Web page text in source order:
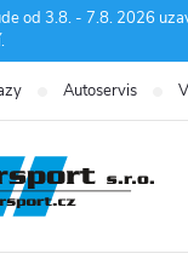
od 3.8. - 7.8. 2026
Autoservis